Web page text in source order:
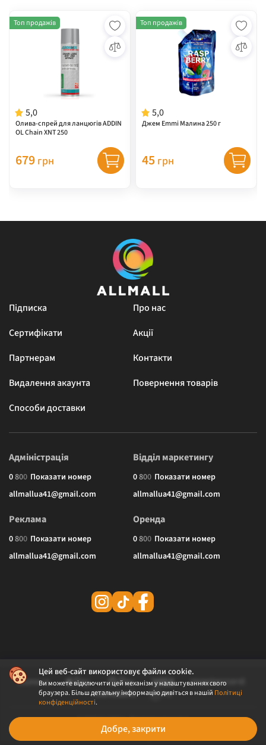
5,0
Олива-спрей для ланцюгів ADDIN
OL Chain XNT 250
Топ продажів
679 грн
5,0
Джем Emmi Малина 250 г
Топ продажів
45 грн
Цей веб-сайт використовує файли cookie.
Ви можете відключити цей механізм у налаштуваннях свого
браузера. Більш детальну інформацію дивіться в нашій Політиці
конфіденційності.
Добре, закрити
Підписка
Про нас
Сертифікати
Акції
Партнерам
Контакти
Видалення акаунта
Повернення товарів
Способи доставки
Адміністрація
0800 Показати номер
allmallua41@gmail.com
Відділ маркетингу
0800 Показати номер
allmallua41@gmail.com
Реклама
0800 Показати номер
allmallua41@gmail.com
Оренда
0800 Показати номер
allmallua41@gmail.com
© 2026 ALLMALL. Всі права захищені.
Політика конфіденційності